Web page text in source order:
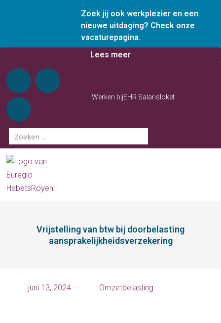
Zoek jij ook werkplezier en een
nieuwe uitdaging? Check onze
vacaturepagina.
Lees meer
Werken bijEHR Salarisloket
Vrijstelling van btw bij doorbelasting
aansprakelijkheidsverzekering
juni 13, 2024 Omzetbelasting